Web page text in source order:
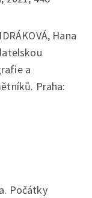
Hana
a
Praha:
Počátky